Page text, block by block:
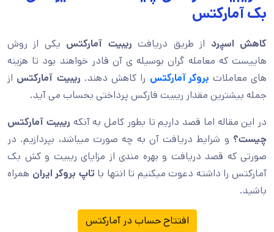
بک آمارکتس
کاهش اسپرد از طریق دریافت ریبیت آمارکتس یکی از روش
هاییست که معامله گران بوسیله ی آن قادر خواهند بود تا هزینه
های معاملات بروکر آمارکتس را کاهش دهند. ریبیت آمارکتس از
جمله بیشترین مقدار ریبیت فارکس پرداختی بحساب می آید.
در این مقاله اما قصد داریم تا بطور کامل به آنکه ریبیت آمارکتس
چیست؟ و شرایط دریافت آن به چه صورت میباشد، بپردازیم. در
صورتی که قصد دریافت و بهره مندی از مزایای ریبیت و کش بک
آمارکتس را داشته دعوت میکنیم تا انتها با تاپ بروکر ایران همراه
باشید.
افتتاح حساب در آمارکتس